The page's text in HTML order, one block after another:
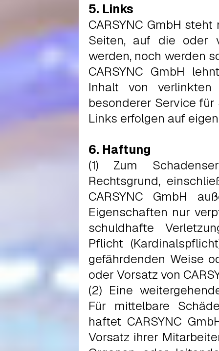
5. Links
CARSYNC GmbH
Seiten, auf die oder
werden, noch werden
CARSYNC GmbH
Inhalt von
besonderer Service
Links erfolgen auf
6. Haftung
(1) Zum
Rechtsgrund,
CARSYNC GmbH
Eigenschaften nur
schuldhafte
Pflicht
gefährdenden Weise
oder Vorsatz von
(2) Eine
Für mittelbare
haftet CARSYNC
Vorsatz ihrer